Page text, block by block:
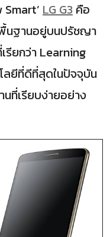
LG G3 คือ
นฐานอยู่บนปรัชญา
ยกว่า Learning
ลยีที่ดีที่สุดในปัจจุบัน
นที่เรียบง่ายอย่าง